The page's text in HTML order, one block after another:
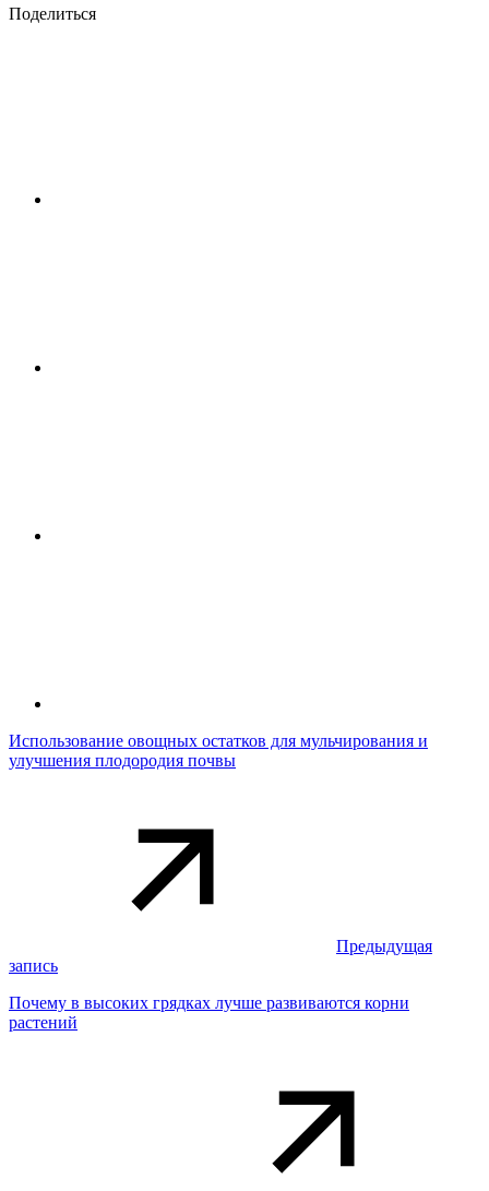
Поделиться
Использование овощных остатков для мульчирования и
улучшения плодородия почвы
Предыдущая
запись
Почему в высоких грядках лучше развиваются корни
растений